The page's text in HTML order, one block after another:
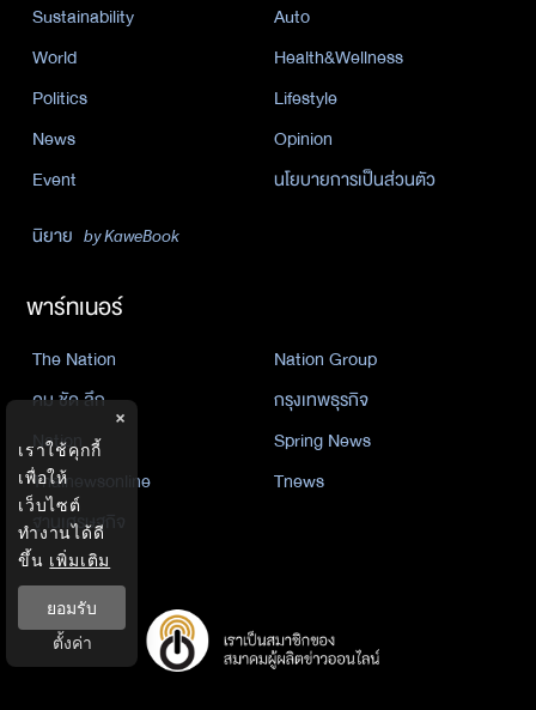
Sustainability
Auto
World
Health&Wellness
Politics
Lifestyle
News
Opinion
Event
นโยบายการเป็นส่วนตัว
นิยาย by KaweBook
พาร์ทเนอร์
The Nation
Nation Group
คม ชัด ลึก
กรุงเทพธุรกิจ
Nation
Spring News
Thainewsonline
Tnews
ฐานเศรษฐกิจ
×
เราใช้คุกกี้
เพื่อให้
เว็บไซต์
ทำงานได้ดี
ขึ้น เพิ่มเติม
ยอมรับ
ตั้งค่า